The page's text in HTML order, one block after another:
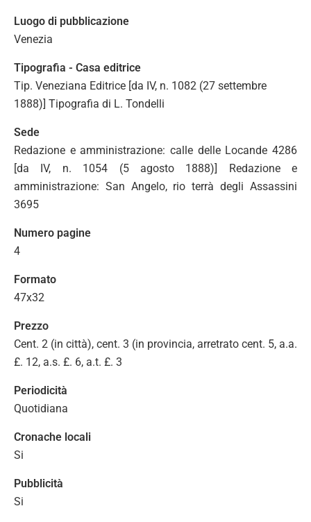
Luogo di pubblicazione
Venezia
Tipografia - Casa editrice
Tip. Veneziana Editrice [da IV, n. 1082 (27 settembre
1888)] Tipografia di L. Tondelli
Sede
Redazione e amministrazione: calle delle Locande 4286
[da IV, n. 1054 (5 agosto 1888)] Redazione e
amministrazione: San Angelo, rio terrà degli Assassini
3695
Numero pagine
4
Formato
47x32
Prezzo
Cent. 2 (in città), cent. 3 (in provincia, arretrato cent. 5, a.a.
£. 12, a.s. £. 6, a.t. £. 3
Periodicità
Quotidiana
Cronache locali
Si
Pubblicità
Si